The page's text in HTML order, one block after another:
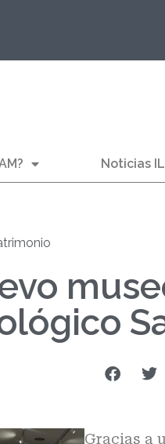
Noticias
Gracias a